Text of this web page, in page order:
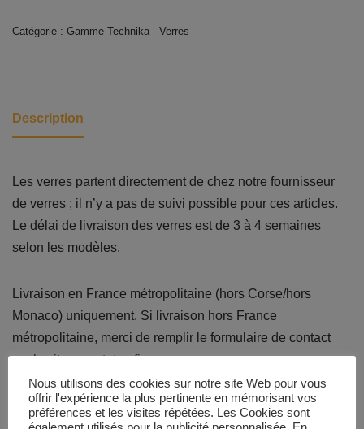
Catégorie : Gamme Technika - Verres
Description
Les verres partent directement de chez notre fournisseur
de verres ; il n’y a pas de suivi possible pour ces articles.
Le délai de livraison des verres est de 3 à 4 semaines
selon les modèles.
Livraison en France métropolitaine (hors Corse/hors
Monaco) uniquement. Si livraison hors France
métropolitaine, merci de remplir le formulaire de contact
sur le site www.totemfire.com
Produits similaires
Nous utilisons des cookies sur notre site Web pour vous
offrir l'expérience la plus pertinente en mémorisant vos
préférences et les visites répétées. Les Cookies sont